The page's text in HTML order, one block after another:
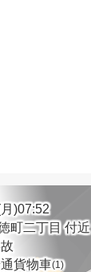
)07:52
町二丁目 付近
貨物車(1)